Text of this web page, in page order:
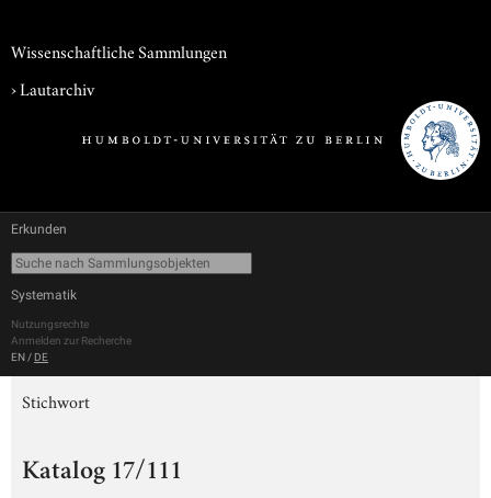
Wissenschaftliche Sammlungen
›Lautarchiv
Erkunden
Systematik
Nutzungsrechte
Anmelden zur Recherche
EN / DE
Stichwort
Katalog 17/111